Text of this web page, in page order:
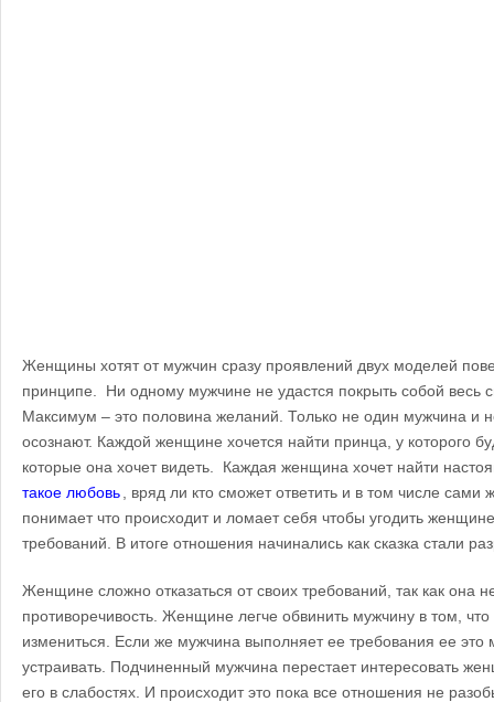
Женщины хотят от мужчин сразу проявлений двух моделей
принципе. Ни одному мужчине не удастся покрыть собой весь
Максимум – это половина желаний. Только не один мужчина и
осознают. Каждой женщине хочется найти принца, у которого
которые она хочет видеть. Каждая женщина хочет найти
такое любовь
, вряд ли кто сможет ответить и в том числе
понимает что происходит и ломает себя чтобы угодить
требований. В итоге отношения начинались как сказка стали
Женщине сложно отказаться от своих требований, так как она
противоречивость. Женщине легче обвинить мужчину в том,
измениться. Если же мужчина выполняет ее требования ее это
устраивать. Подчиненный мужчина перестает интересовать
его в слабостях. И происходит это пока все отношения не